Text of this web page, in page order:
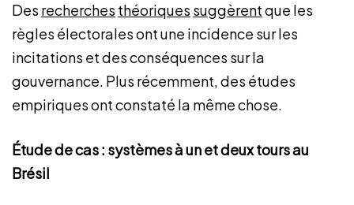
Des recherches théoriques suggèrentque les
règles électorales ont une incidence sur les
incitations et des conséquences sur la
gouvernance. Plus récemment, des études
empiriques ont constaté la même chose.
Étude de cas : systèmes à un et deux tours au
Brésil